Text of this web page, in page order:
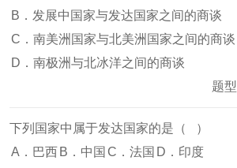
B．发展中国家与发达国家之间的商谈
C．南美洲国家与北美洲国家之间的商谈
D．南极洲与北冰洋之间的商谈
题型
下列国家中属于发达国家的是（ ）
A．巴西 B．中国 C．法国 D．印度